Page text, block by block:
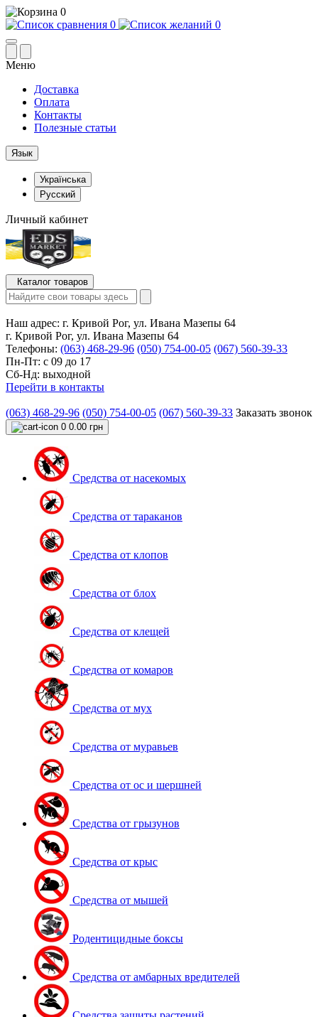
0
0
0
Меню
Доставка
Оплата
Контакты
Полезные статьи
Язык
Українська
Русский
Личный кабинет
Каталог товаров
Наш адрес: г. Кривой Рог, ул. Ивана Мазепы 64
г. Кривой Рог, ул. Ивана Мазепы 64
Телефоны: (063) 468-29-96 (050) 754-00-05 (067) 560-39-33
Пн-Пт: с 09 до 17
Сб-Нд: выходной
Перейти в контакты
(063) 468-29-96 (050) 754-00-05 (067) 560-39-33 Заказать звонок
0 0.00 грн
Средства от насекомых
Средства от тараканов
Средства от клопов
Средства от блох
Средства от клещей
Средства от комаров
Средства от мух
Средства от муравьев
Средства от ос и шершней
Средства от грызунов
Средства от крыс
Средства от мышей
Родентицидные боксы
Средства от амбарных вредителей